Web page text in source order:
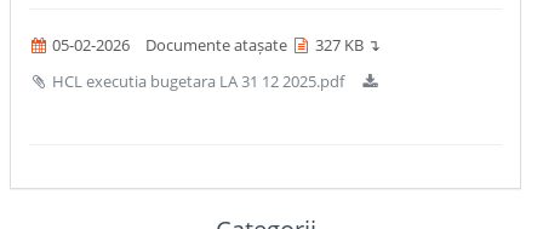
05-02-2026 Documente atașate
327 KB ↴
HCL executia bugetara LA 31 12 2025.pdf